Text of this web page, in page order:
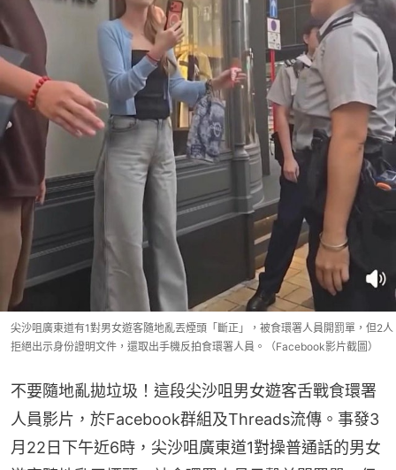
尖沙咀廣東道有1對男女遊客隨地亂丟煙頭「斷正」，被食環署人員開罰單，但2人
拒絕出示身份證明文件，還取出手機反拍食環署人員。（Facebook影片截圖）
不要隨地亂拋垃圾！這段尖沙咀男女遊客舌戰食環署
人員影片，於Facebook群組及Threads流傳。事發3
月22日下午近6時，尖沙咀廣東道1對操普通話的男女